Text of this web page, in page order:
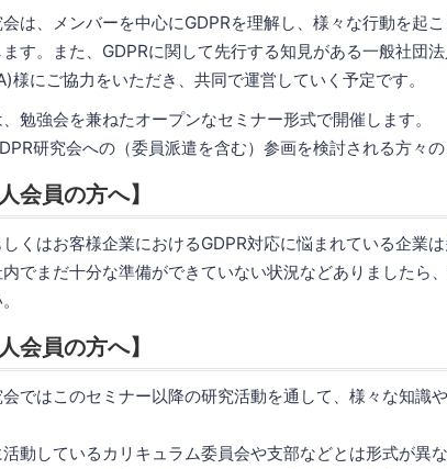
は、メンバーを中心にGDPRを理解し、様々な行動を起
す。また、GDPRに関して先行する知見がある一般社団
様にご協力をいただき、共同で運営していく予定です。
勉強会を兼ねたオープンなセミナー形式で開催します。
研究会への（委員派遣を含む）参画を検討される方々
人会員の方へ】
しくはお客様企業におけるGDPR対応に悩まれている企業
内でまだ十分な準備ができていない状況などありましたら
人会員の方へ】
ではこのセミナー以降の研究活動を通して、様々な知識
動しているカリキュラム委員会や支部などとは形式が異